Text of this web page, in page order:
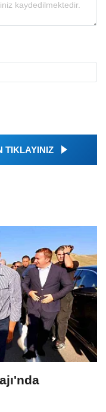
TIKLAYINIZ